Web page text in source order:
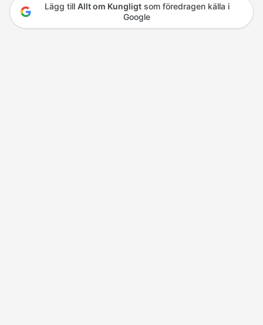
Lägg till Allt om Kungligtsom föredragen källa i
Google